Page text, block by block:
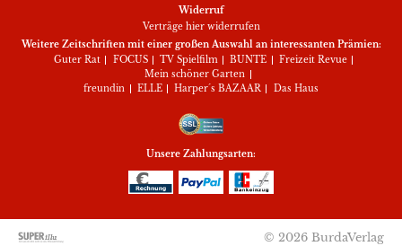
Widerruf
Verträge hier widerrufen
Weitere Zeitschriften mit einer großen Auswahl an interessanten Prämien:
Guter Rat
FOCUS TV Spielfilm BUNTE
Freizeit Revue
Mein schöner Garten
freundin
ELLE Harper´s BAZAAR Das Haus
Unsere Zahlungsarten:
© 2026 BurdaVerlag